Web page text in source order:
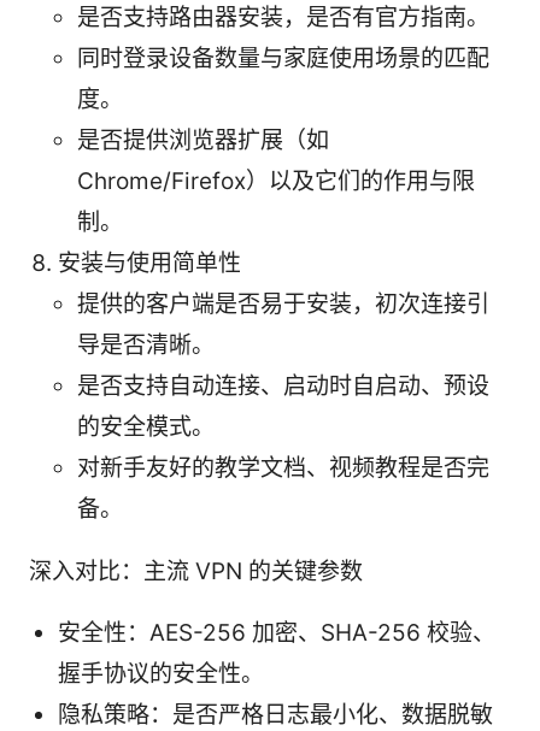
是否支持路由器安装，是否有官方指南。
同时登录设备数量与家庭使用场景的匹配
度。
是否提供浏览器扩展（如
Chrome/Firefox）以及它们的作用与限
制。
安装与使用简单性
提供的客户端是否易于安装，初次连接引
导是否清晰。
是否支持自动连接、启动时自启动、预设
的安全模式。
对新手友好的教学文档、视频教程是否完
备。
深入对比：主流 VPN 的关键参数
安全性：AES-256 加密、SHA-256 校验、
握手协议的安全性。
隐私策略：是否严格日志最小化、数据脱敏